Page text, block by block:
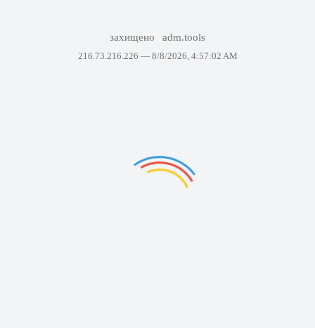
захищено adm.tools
216.73.216.226 — 8/8/2026, 4:57:02 AM